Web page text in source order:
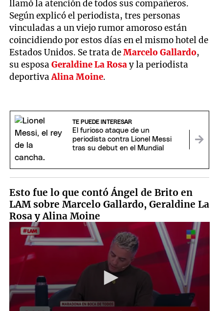
llamó la atención de todos sus compañeros.
Según explicó el periodista, tres personas
vinculadas a un viejo rumor amoroso están
coincidiendo por estos días en el mismo hotel de
Estados Unidos. Se trata deMarcelo Gallardo,
su esposaGeraldine La Rosay la periodista
deportivaAlina Moine.
TE PUEDE INTERESAR
El furioso ataque de un
periodista contra Lionel Messi
tras su debut en el Mundial
Esto fue lo que contó Ángel de Brito en
LAM sobre Marcelo Gallardo, Geraldine La
Rosa y Alina Moine